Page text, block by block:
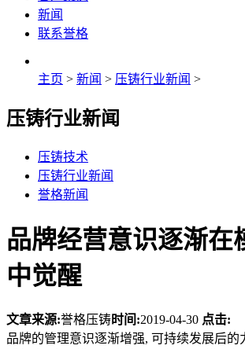
新闻
联系誉格
主页 > 新闻 > 压铸行业新闻 >
压铸行业新闻
压铸技术
压铸行业新闻
誉格新闻
品牌经营意识逐渐在
中觉醒
文章来源:誉格压铸时间:2019-04-30 点击:
品牌的管理意识逐渐增强, 可持续发展后的